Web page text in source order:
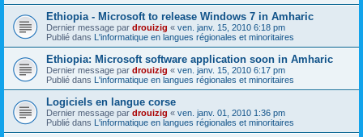
Ethiopia - Microsoft to release Windows 7 in Amharic
Dernier message par drouizig « ven. janv. 15, 2010 6:18 pm
Publié dans L'informatique en langues régionales et minoritaires
Ethiopia: Microsoft software application soon in Amharic
Dernier message par drouizig « ven. janv. 15, 2010 6:17 pm
Publié dans L'informatique en langues régionales et minoritaires
Logiciels en langue corse
Dernier message par drouizig « ven. janv. 01, 2010 1:36 pm
Publié dans L'informatique en langues régionales et minoritaires